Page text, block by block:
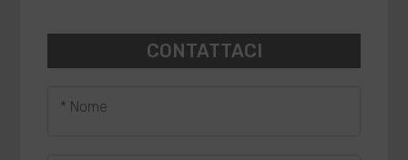
CONTATTACI
* Nome